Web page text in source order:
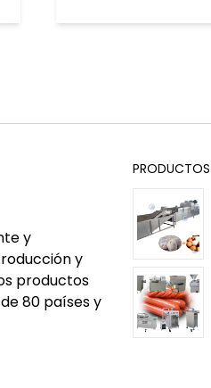
y
y
productos
80 países y
PRODUCTOS